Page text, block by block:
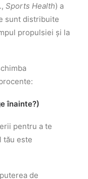
Sports Health) a
sunt distribuite
propulsiei și la
înainte?)
pentru a te
tău este
de